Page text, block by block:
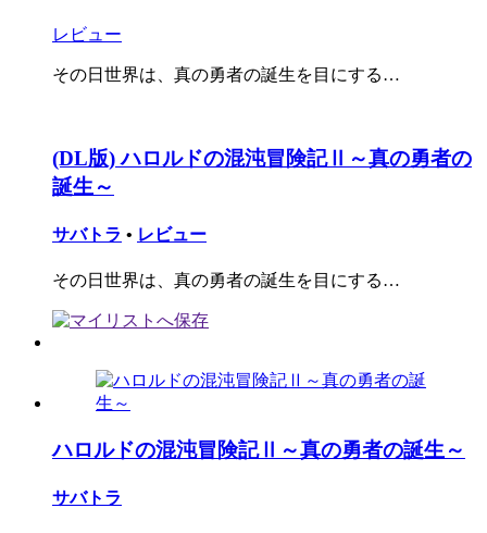
レビュー
その日世界は、真の勇者の誕生を目にする…
(DL版) ハロルドの混沌冒険記Ⅱ～真の勇者の
誕生～
サバトラ • レビュー
その日世界は、真の勇者の誕生を目にする…
ハロルドの混沌冒険記Ⅱ～真の勇者の誕生～
サバトラ